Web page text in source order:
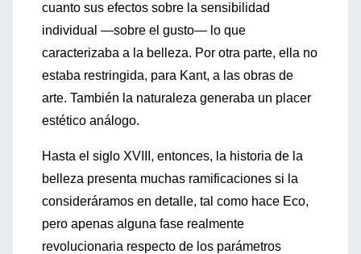
cuanto sus efectos sobre la sensibilidad
individual —sobre el gusto— lo que
caracterizaba a la belleza. Por otra parte, ella no
estaba restringida, para Kant, a las obras de
arte. También la naturaleza generaba un placer
estético análogo.
Hasta el siglo XVIII, entonces, la historia de la
belleza presenta muchas ramificaciones si la
consideráramos en detalle, tal como hace Eco,
pero apenas alguna fase realmente
revolucionaria respecto de los parámetros